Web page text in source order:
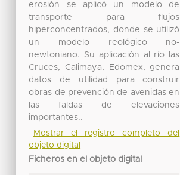
erosión se aplicó un modelo de
transporte para flujos
hiperconcentrados, donde se utilizó
un modelo reológico no-
newtoniano. Su aplicación al río las
Cruces, Calimaya, Edomex, genera
datos de utilidad para construir
obras de prevención de avenidas en
las faldas de elevaciones
importantes..
Mostrar el registro completo del
objeto digital
Ficheros en el objeto digital